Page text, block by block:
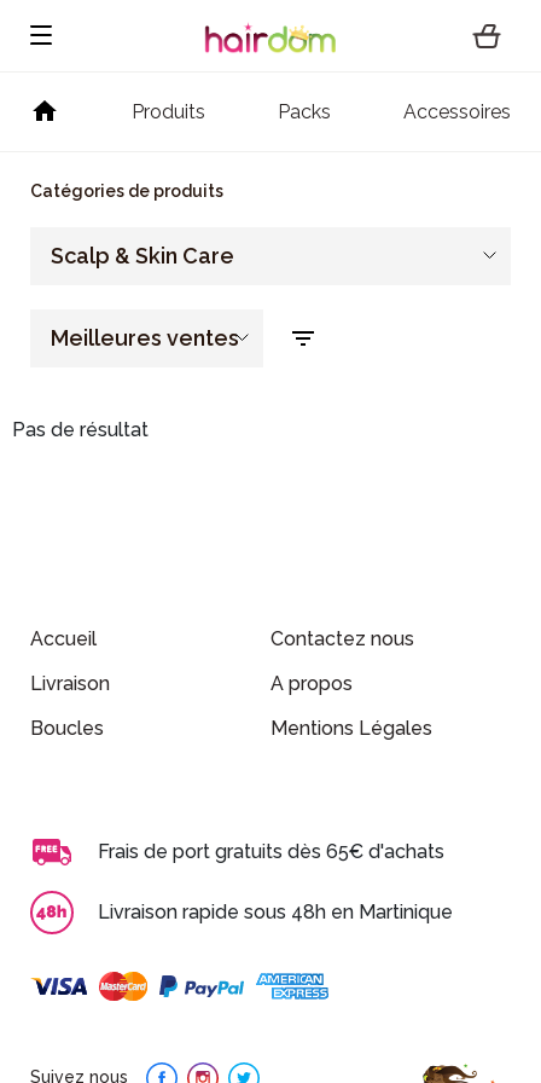
Produits Packs Accessoires
Catégories de produits
Scalp & Skin Care
Meilleures ventes
Pas de résultat
Accueil
Contactez nous
Livraison
A propos
Boucles
Mentions Légales
Frais de port gratuits dès 65€ d'achats
Livraison rapide sous 48h en Martinique
Suivez nous